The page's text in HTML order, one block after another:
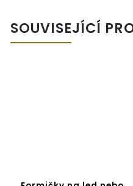
SOUVISEJÍCÍ